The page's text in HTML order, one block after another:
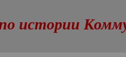
истории